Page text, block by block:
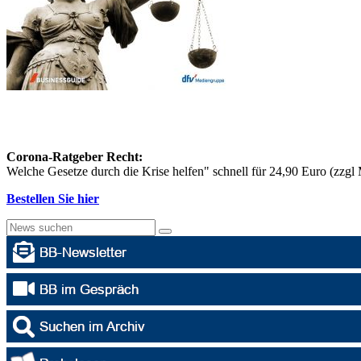
Corona-Ratgeber Recht:
Welche Gesetze durch die Krise helfen" schnell für 24,90 Euro (zzgl
Bestellen Sie hier